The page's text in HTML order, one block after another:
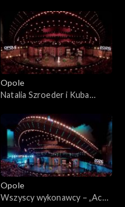
będzie...”. Koncert w hołdzie
Magdzie Umer i Agnieszce
Osieckiej
Opole
Natalia Szroeder i Kuba
płomieniach liści”. 63. KFPP:
„Kiedy mnie już nie będzie...”.
Koncert w hołdzie Magdzie
Umer i Agnieszce Osieckiej
Opole
Wszyscy wykonawcy – „Ach